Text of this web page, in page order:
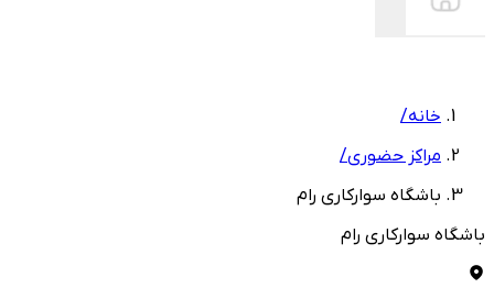
خانه/
مراکز حضوری/
باشگاه سوارکاری رام
باشگاه سوارکاری رام